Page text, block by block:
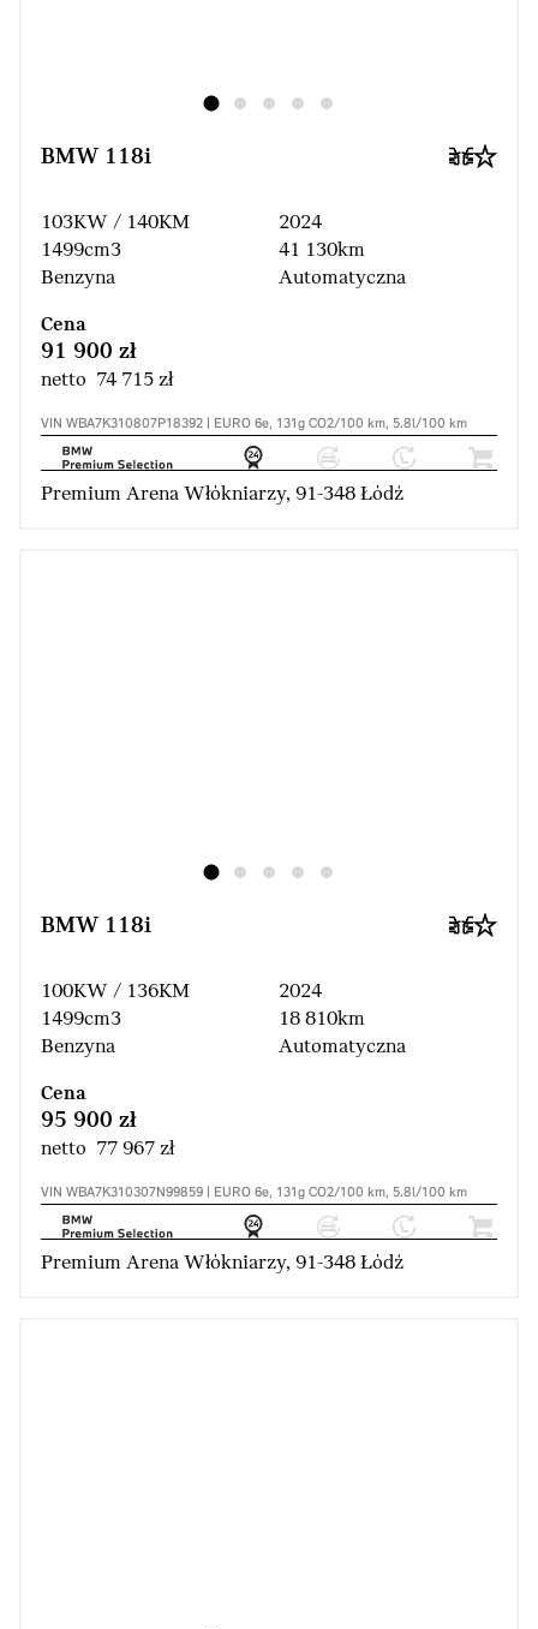
BMW 118i
103KW / 140KM
1499cm3
Benzyna
2024
41 130km
Automatyczna
Cena
91 900 zł
netto 74 715 zł
VIN WBA7K310807P18392 | EURO 6e, 131g CO2/100 km, 5.8l/100 km
Premium Arena Włókniarzy, 91-348 Łódź
BMW 118i
100KW / 136KM
1499cm3
Benzyna
2024
18 810km
Automatyczna
Cena
95 900 zł
netto 77 967 zł
VIN WBA7K310307N99859 | EURO 6e, 131g CO2/100 km, 5.8l/100 km
Premium Arena Włókniarzy, 91-348 Łódź